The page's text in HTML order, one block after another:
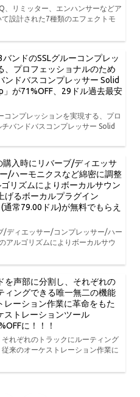
、リミッター、エンハンサーなどア
設計された7種類のエフェクトモ
バンドのSSLグルーコンプレッ
、プロフェッショナルのため
ンドバスコンプレッサー Solid
が71%OFF、29ドル過去最安
コンプレッションを実現する、プロ
バンドバスコンプレッサー Solid
入時にリバーブ/ディエッサ
/ハーモニクスなど綿密に調整
リズムによりボーカルサウン
げるボーカルプラグイン
常79.00ドル)が無料でもらえ
/ディエッサー/コンプレッサー/ハー
アルゴリズムによりボーカルサウ
を声部に分割し、それぞれの
ィングできる唯一無二の機能
レーション作業に革命をもた
ストレーションツール
に！！！
れぞれのトラックにルーティング
来のオーケストレーション作業に